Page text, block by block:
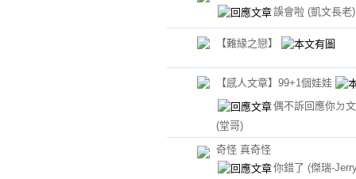
誤會啦 (凱文長老)
【難緣之戀】
【感人文章】99+1個娃娃
偶不訴回應你ㄉ
(堂哥)
奇怪 真奇怪
你錯了 (傑瑞-